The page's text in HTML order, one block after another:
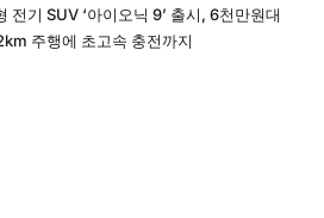
전기 SUV ‘아이오닉 9’ 출시, 6천만원대
주행에 초고속 충전까지